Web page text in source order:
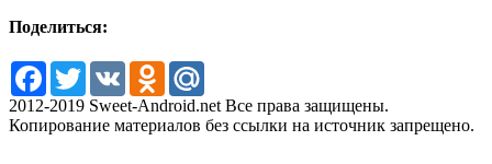
Поделиться:
Facebook
TwitterVK Odnoklassniki
2012-2019 Sweet-Android.net Все права защищены.
Копирование материалов без ссылки на источник запрещено.